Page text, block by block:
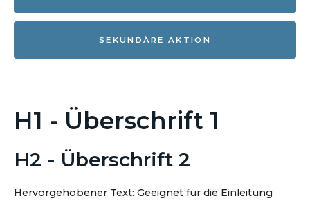
SEKUNDÄRE AKTION
H1 - Überschrift 1
H2 - Überschrift 2
Hervorgehobener Text: Geeignet für die Einleitung